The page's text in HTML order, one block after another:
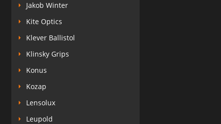
Jakob Winter
Kite Optics
Klever Ballistol
Klinsky Grips
Konus
Kozap
Lensolux
Leupold